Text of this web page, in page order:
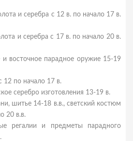
и серебра с 12 в. по начало 17 в.
и серебра с 17 в. по начало 20 в.
и восточное парадное оружие 15-19
12 по начало 17 в.
серебро изготовления 13-19 в.
шитье 14-18 в.в., светский костюм
20 в.в.
регалии и предметы парадного